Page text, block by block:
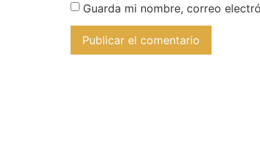
Guarda mi nombre, correo